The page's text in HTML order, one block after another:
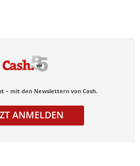
– mit den Newslettern von Cash.
ANMELDEN